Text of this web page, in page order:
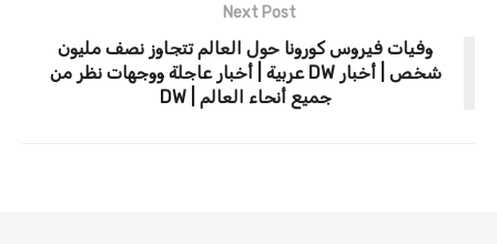
Next Post
وفيات فيروس كورونا حول العالم تتجاوز نصف مليون
شخص | أخبار DW عربية | أخبار عاجلة ووجهات نظر من
جميع أنحاء العالم | DW